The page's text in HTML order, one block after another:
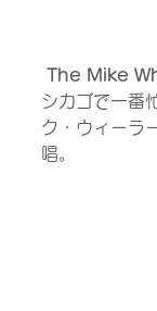
The Mike
シカゴで一番
ク・ウィーラ
唱。